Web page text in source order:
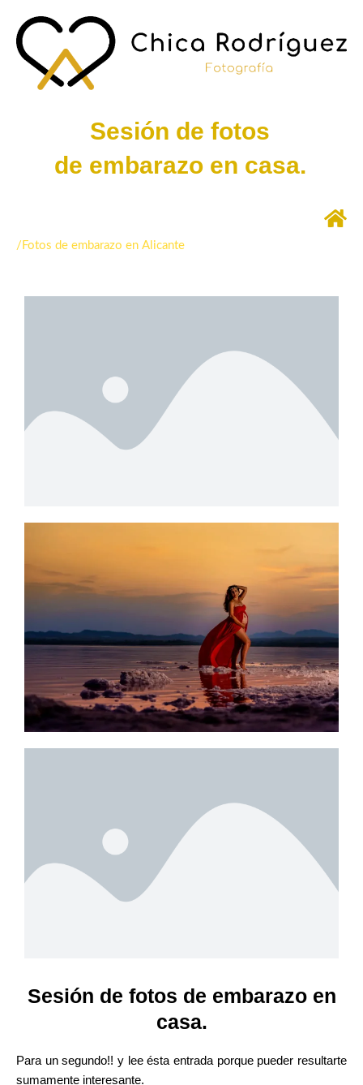
contenido
Sesión de fotos
de embarazo en casa.
/Fotos de embarazo en Alicante
Sesión de fotos de embarazo en
casa.
Para un segundo!! y lee ésta entrada porque pueder resultarte
sumamente interesante.